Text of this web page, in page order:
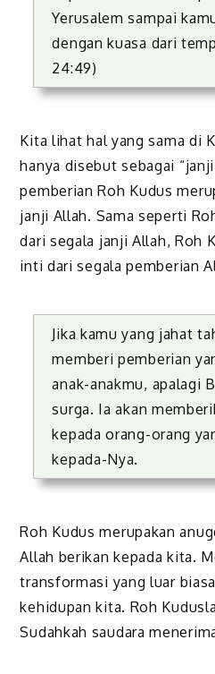
Yerusalem sampai
dengan kuasa dari
24:49)
Kita lihat hal yang sama di
hanya disebut sebagai
pemberian Roh Kudus
janji Allah. Sama seperti
dari segala janji Allah, Roh
inti dari segala pemberian
Jika kamu yang jahat
memberi pemberian
anak-anakmu, apalagi
surga. Ia akan
kepada orang-orang
kepada-Nya.
Roh Kudus merupakan
Allah berikan kepada kita.
transformasi yang luar
kehidupan kita. Roh
Sudahkah saudara